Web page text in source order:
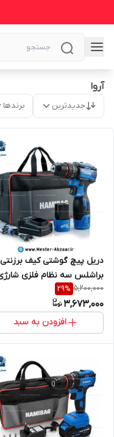
آروا
جدیدترین برندها
دریل پیچ گوشتی کیف برزنتی
براشلس سه نظام فلزی
16.8 ولت ویوارکس با گارانتی (
5,200,000
29%
3,673,000
افزودن به سبد